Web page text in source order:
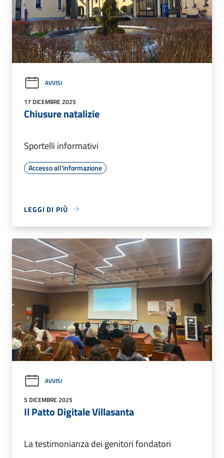
AVVISI
17 DICEMBRE 2025
Chiusure natalizie
Sportelli informativi
Accesso all'informazione
LEGGI DI PIÙ
AVVISI
5 DICEMBRE 2025
Il Patto Digitale Villasanta
La testimonianza dei genitori fondatori